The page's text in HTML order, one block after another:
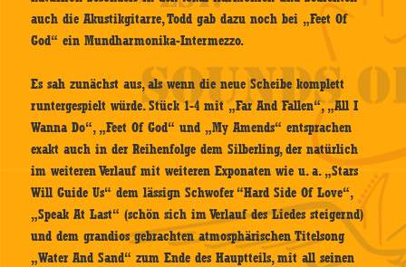
auch die Akustikgitarre, Todd gab dazu noch bei „Feet Of
God“ ein Mundharmonika-Intermezzo.
Es sah zunächst aus, als wenn die neue Scheibe komplett
runtergespielt würde. Stück 1-4 mit „Far And Fallen“, „All I
Wanna Do“, „Feet Of God“ und „My Amends“ entsprachen
exakt auch in der Reihenfolge dem Silberling, der natürlich
im weiteren Verlauf mit weiteren Exponaten wie u. a. „Stars
Will Guide Us“ dem lässign Schwofer “Hard Side Of Love“,
„Speak At Last“ (schön sich im Verlauf des Liedes steigernd)
und dem grandios gebrachten atmosphärischen Titelsong
„Water And Sand“ zum Ende des Hauptteils, mit all seinen